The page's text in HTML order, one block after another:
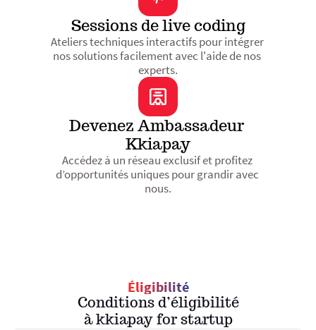
Sessions de live coding
Ateliers techniques interactifs pour intégrer
nos solutions facilement avec l'aide de nos
experts.
Devenez Ambassadeur
Kkiapay
Accédez à un réseau exclusif et profitez
d’opportunités uniques pour grandir avec
nous.
Éligibilité
Conditions d’éligibilité
à kkiapay for startup